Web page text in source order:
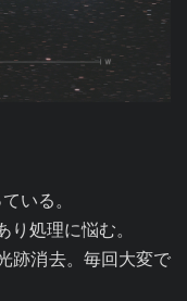
いる。
処理に悩む。
跡消去。毎回大変で